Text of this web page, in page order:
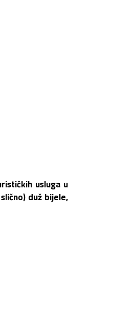
usluga u
duž bijele,